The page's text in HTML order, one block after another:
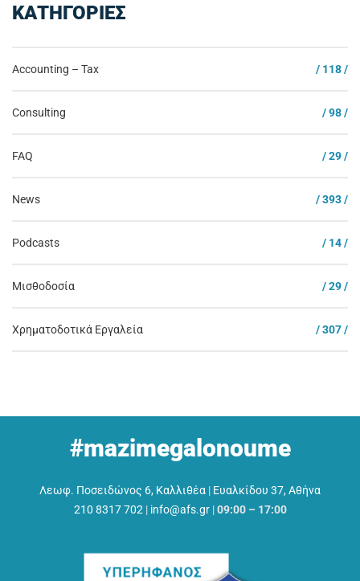
ΚΑΤΗΓΟΡΙΕΣ
Accounting – Tax / 118 /
Consulting / 98 /
FAQ / 29 /
News / 393 /
Podcasts / 14 /
Μισθοδοσία / 29 /
Χρηματοδοτικά Εργαλεία / 307 /
#mazimegalonoume
Λεωφ. Ποσειδώνος 6, Καλλιθέα | Ευαλκίδου 37, Αθήνα
210 8317 702 | info@afs.gr|09:00 – 17:00